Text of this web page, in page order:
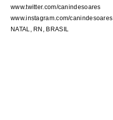
www.twitter.com/canindesoares
www.instagram.com/canindesoares
NATAL, RN, BRASIL